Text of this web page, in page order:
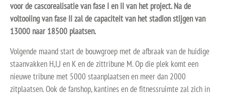
voor de cascorealisatie van fase I en II van het project. Na de
voltooiing van fase II zal de capaciteit van het stadion stijgen van
13000 naar 18500 plaatsen.
Volgende maand start de bouwgroep met de afbraak van de huidige
staanvakken H,I,J en K en de zittribune M. Op die plek komt een
nieuwe tribune met 5000 staanplaatsen en meer dan 2000
zitplaatsen. Ook de fanshop, kantines en de fitnessruimte zal zich in